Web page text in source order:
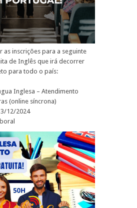
as inscrições para a seguinte
de Inglês que irá decorrer
para todo o país:
Inglesa – Atendimento
(online síncrona)
12/2024